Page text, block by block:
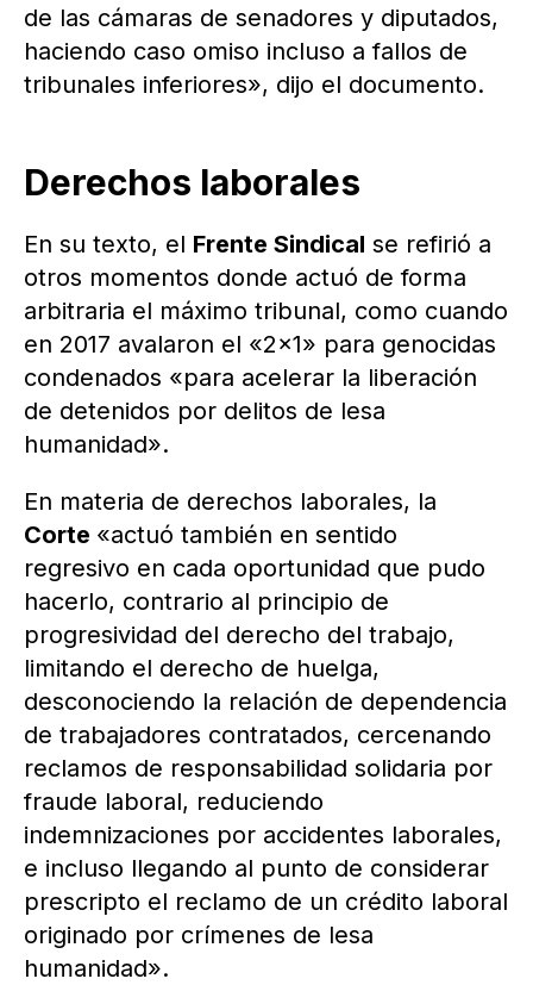
de las cámaras de senadores y diputados,
haciendo caso omiso incluso a fallos de
tribunales inferiores», dijo el documento.
Derechos laborales
En su texto, el Frente Sindical se refirió a
otros momentos donde actuó de forma
arbitraria el máximo tribunal, como cuando
en 2017 avalaron el «2×1» para genocidas
condenados «para acelerar la liberación
de detenidos por delitos de lesa
humanidad».
En materia de derechos laborales, la
Corte «actuó también en sentido
regresivo en cada oportunidad que pudo
hacerlo, contrario al principio de
progresividad del derecho del trabajo,
limitando el derecho de huelga,
desconociendo la relación de dependencia
de trabajadores contratados, cercenando
reclamos de responsabilidad solidaria por
fraude laboral, reduciendo
indemnizaciones por accidentes laborales,
e incluso llegando al punto de considerar
prescripto el reclamo de un crédito laboral
originado por crímenes de lesa
humanidad».